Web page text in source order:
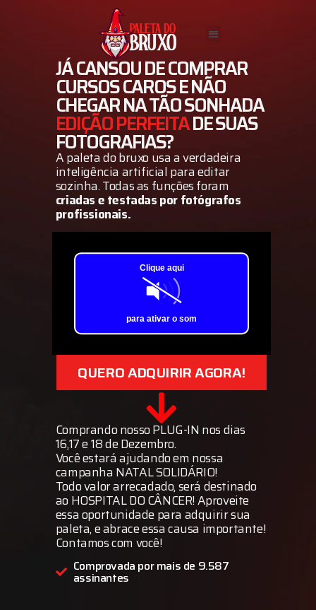
JÁ CANSOU DE COMPRAR
CURSOS CAROS E NÃO
CHEGAR NA TÃO SONHADA
EDIÇÃO PERFEITADE SUAS
FOTOGRAFIAS?
A paleta do bruxo usa a verdadeira
inteligência artificial para editar
sozinha. Todas as funções foram
criadas e testadas por fotógrafos
profissionais.
bruxo usa a verdadeira
editar sozinha. Todas
e testadas por
QUERO ADQUIRIR AGORA!
Comprando nosso PLUG-IN nos dias
16,17 e 18 de Dezembro.
Você estará ajudando em nossa
campanha NATAL SOLIDÁRIO!
Todo valor arrecadado, será destinado
ao HOSPITAL DO CÂNCER! Aproveite
essa oportunidade para adquirir sua
paleta, e abrace essa causa importante!
Contamos com você!
Comprovada por mais de 9.587
assinantes